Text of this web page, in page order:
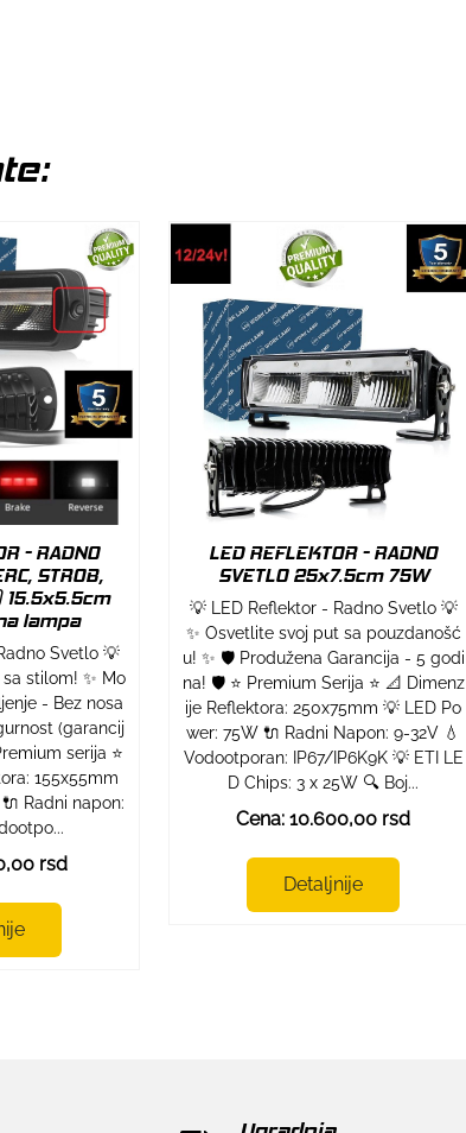
- RADNO
STROB,
15.5x5.5cm
lampa
Svetlo 💡
stilom! ✨ Mo
- Bez nosa
(garancij
serija ⭐
155x55mm
Radni napon:
rsd
LED REFLEKTOR - RADNO
SVETLO 25x7.5cm 75W
💡 LED Reflektor - Radno Svetlo 💡
✨ Osvetlite svoj put sa pouzdanošć
u! ✨ 🛡️ Produžena Garancija - 5 godi
na! 🛡️ ⭐ Premium Serija ⭐ 📐 Dimenz
ije Reflektora: 250x75mm 💡 LED Po
wer: 75W 🔌 Radni Napon: 9-32V 💧
Vodootporan: IP67/IP6K9K 💡 ETI LE
D Chips: 3 x 25W 🔍 Boj...
Cena: 10.600,00 rsd
Detaljnije